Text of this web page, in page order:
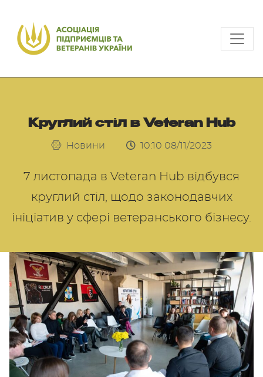
Круглий стіл в Veteran Hub
Новини 10:10 08/11/2023
7 листопада в Veteran Hub відбувся
круглий стіл, щодо законодавчих
ініціатив у сфері ветеранського бізнесу.